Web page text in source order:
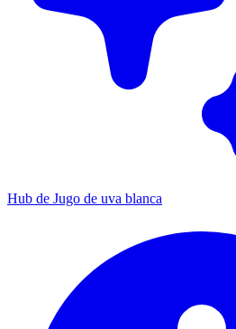
Hub de Jugo de uva blanca